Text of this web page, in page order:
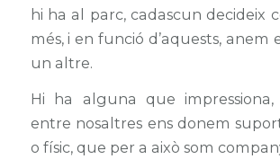
hi ha al parc, cadascun decideix
més, i en funció d’aquests,
un altre.
Hi ha alguna que
entre nosaltres ens donem
o físic, que per a això som